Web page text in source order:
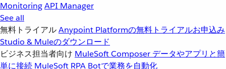
MonitoringAPI Manager
See all
無料トライアルAnypoint Platformの無料トライアルお申込み
Studio & Muleのダウンロード
ビジネス担当者向け MuleSoft Composer データやアプリと簡
単に接続 MuleSoft RPA Botで業務を自動化